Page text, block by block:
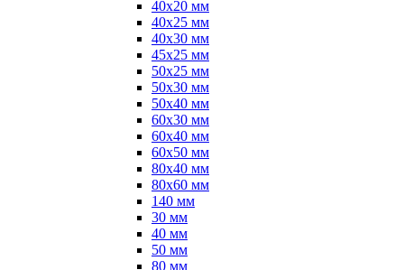
40х20 мм
40х25 мм
40х30 мм
45х25 мм
50х25 мм
50х30 мм
50х40 мм
60х30 мм
60х40 мм
60х50 мм
80х40 мм
80х60 мм
140 мм
30 мм
40 мм
50 мм
80 мм